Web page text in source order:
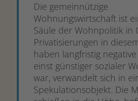
Die gemeinnützige
Wohnungswirtschaft ist
Säule der Wohnpolitik in
Privatisierungen in
haben langfristig
einst günstiger sozialer
war, verwandelt sich in
Spekulationsobjekt. Die